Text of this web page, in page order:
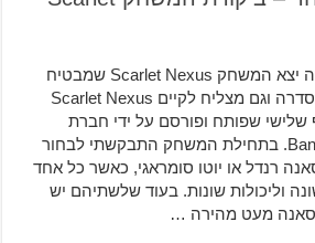
בעקבות הצלחת הסדרה יצא המשחק Scarlet Nexus שמבטיח
קרבות מרשימים כמו בסדרה וגם מצליח לקיים Scarlet Nexus
שפותח ופורסם על ידי חברת
המשחקים Bandai Namco. בתחילת המשחק התבקשתי לבחור
רנדל או יוטו סומראגי, כאשר כל אחד
וליכולות שונות. בעוד שלשתיהם יש
מעט מהירה …